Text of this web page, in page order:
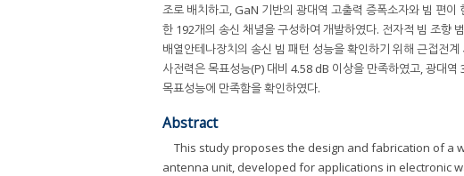
조로 배치하고, GaN 기반의 광대역 고출력 증폭소자와 빔 편
한 192개의 송신 채녈을 구성하여 개발하였다. 전자적 빔 조향
배열안테나장치의 송신 빔 패턴 성능을 확인하기 위해 근접전
사전력은 목표성능(P) 대비 4.58 dB 이상을 만족하였고, 광대역
목표성능에 만족함을 확인하였다.
Abstract
This study proposes the design and fabrication of a
antenna unit, developed for applications in electronic